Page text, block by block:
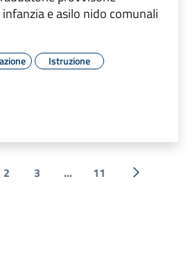
e asilo nido comunali
Istruzione
2 3 ... 11 Successiva